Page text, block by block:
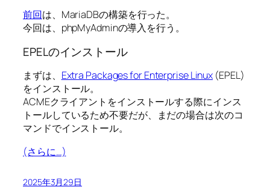
前回は、MariaDBの構築を行った。
今回は、phpMyAdminの導入を行う。
EPELのインストール
まずは、 Extra Packages for Enterprise Linux (EPEL)
をインストール。
ACMEクライアントをインストールする際にインス
トールしているため不要だが、まだの場合は次のコ
マンドでインストール。
(さらに…)
2025年3月29日